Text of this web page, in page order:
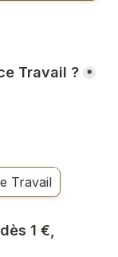
Travail ? *
Travail
1 €,